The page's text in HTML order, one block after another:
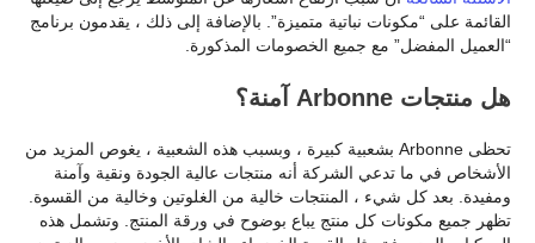
القائمة على “مكونات نباتية متميزة”. بالإضافة إلى ذلك ، يقدمون برنامج
“العميل المفضل” مع جميع الخصومات المذكورة.
هل منتجات Arbonne آمنة؟
تحظى Arbonne بشعبية كبيرة ، وبسبب هذه الشعبية ، يغوص المزيد من
الأشخاص في ما تدعي الشركة أنه منتجات عالية الجودة ونقية وآمنة
ومفيدة. بعد كل شيء ، المنتجات خالية من الغلوتين وخالية من القسوة.
تظهر جميع مكونات كل منتج يباع بوضوح في ورقة المنتج. وتشمل هذه